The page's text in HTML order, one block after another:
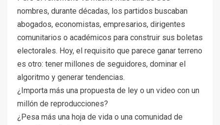
nombres, durante décadas, los partidos buscaban
abogados, economistas, empresarios, dirigentes
comunitarios o académicos para construir sus boletas
electorales. Hoy, el requisito que parece ganar terreno
es otro: tener millones de seguidores, dominar el
algoritmo y generar tendencias.
¿Importa más una propuesta de ley o un video con un
millón de reproducciones?
¿Pesa más una hoja de vida o una comunidad de